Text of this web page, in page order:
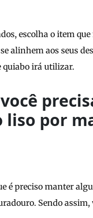
escolha o item que
alinhem aos seus
quiabo irá utilizar.
por
é preciso manter
Sendo